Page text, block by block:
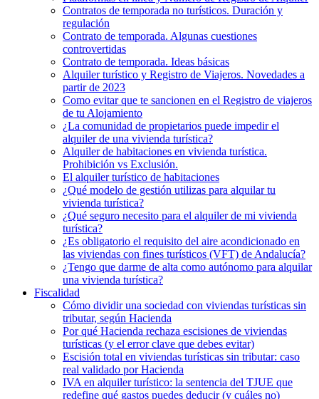
Contratos de temporada no turísticos. Duración y
regulación
Contrato de temporada. Algunas cuestiones
controvertidas
Contrato de temporada. Ideas básicas
Alquiler turístico y Registro de Viajeros. Novedades a
partir de 2023
Como evitar que te sancionen en el Registro de viajeros
de tu Alojamiento
¿La comunidad de propietarios puede impedir el
alquiler de una vivienda turística?
Alquiler de habitaciones en vivienda turística.
Prohibición vs Exclusión.
El alquiler turístico de habitaciones
¿Qué modelo de gestión utilizas para alquilar tu
vivienda turística?
¿Qué seguro necesito para el alquiler de mi vivienda
turística?
¿Es obligatorio el requisito del aire acondicionado en
las viviendas con fines turísticos (VFT) de Andalucía?
¿Tengo que darme de alta como autónomo para alquilar
una vivienda turística?
Fiscalidad
Cómo dividir una sociedad con viviendas turísticas sin
tributar, según Hacienda
Por qué Hacienda rechaza escisiones de viviendas
turísticas (y el error clave que debes evitar)
Escisión total en viviendas turísticas sin tributar: caso
real validado por Hacienda
IVA en alquiler turístico: la sentencia del TJUE que
redefine qué gastos puedes deducir (y cuáles no)